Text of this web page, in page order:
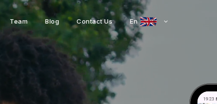
Team Blog Contact Us En